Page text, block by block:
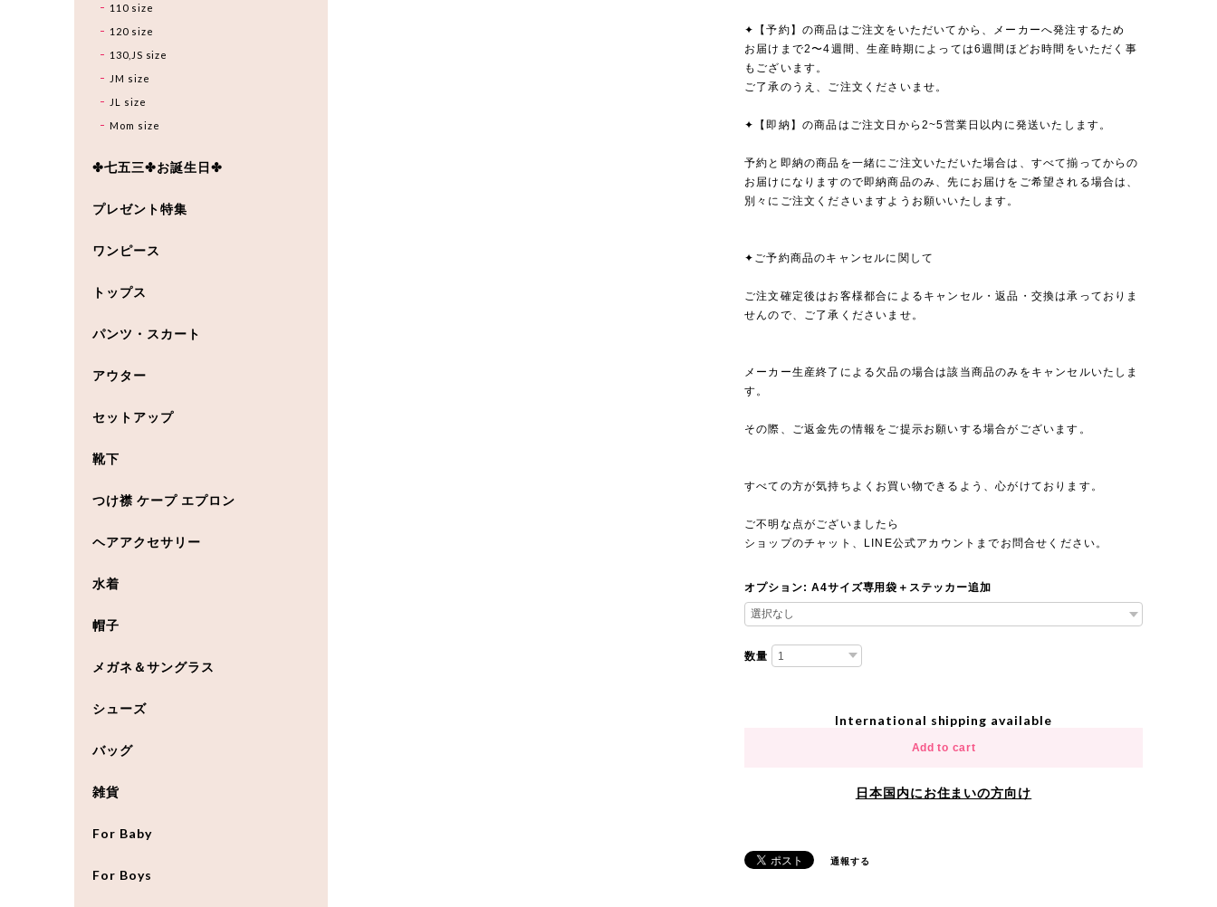
✦【予約】の商品はご注文をいただいてから、メーカーへ発注するため
お届けまで2〜4週間、生産時期によっては6週間ほどお時間をいただく事
もございます。
ご了承のうえ、ご注文くださいませ。
✦【即納】の商品はご注文日から2~5営業日以内に発送いたします。
予約と即納の商品を一緒にご注文いただいた場合は、すべて揃ってからの
お届けになりますので即納商品のみ、先にお届けをご希望される場合は、
別々にご注文くださいますようお願いいたします。
✦ご予約商品のキャンセルに関して
ご注文確定後はお客様都合によるキャンセル・返品・交換は承っておりま
せんので、ご了承くださいませ。
メーカー生産終了による欠品の場合は該当商品のみをキャンセルいたしま
す。
その際、ご返金先の情報をご提示お願いする場合がございます。
すべての方が気持ちよくお買い物できるよう、心がけております。
ご不明な点がございましたら
ショップのチャット、LINE公式アカウントまでお問合せください。
オプション: A4サイズ専用袋＋ステッカー追加
数量
International shipping available
Add to cart
日本国内にお住まいの方向け
通報する
110 size
120 size
130,JS size
JM size
JL size
Mom size
✤七五三✤お誕生日✤
プレゼント特集
ワンピース
トップス
パンツ・スカート
アウター
セットアップ
靴下
つけ襟 ケープ エプロン
ヘアアクセサリー
水着
帽子
メガネ＆サングラス
シューズ
バッグ
雑貨
For Baby
For Boys